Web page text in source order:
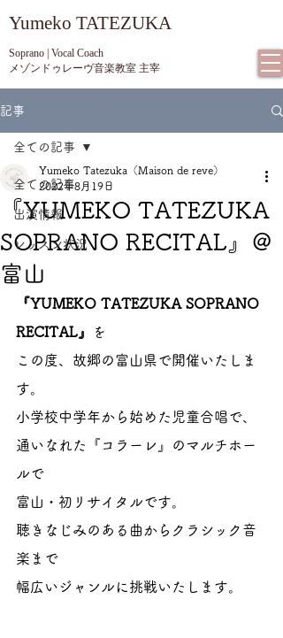
​Yumeko TATEZUKA
Soprano | Vocal Coach
メゾンドゥレーヴ音楽教室 主宰
記事
全ての記事
出演情報
レッスン状況
全ての記事
『YUMEKO TATEZUKA
SOPRANO RECITAL』＠
富山
Yumeko Tatezuka（Maison de reve）
2022年8月19日
『YUMEKO TATEZUKA SOPRANO
RECITAL』
を
この度、故郷の富山県で開催いたしま
す。
小学校中学年から始めた児童合唱で、
通いなれた『コラーレ』のマルチホー
ルで
富山・初リサイタルです。
聴きなじみのある曲からクラシック音
楽まで
幅広いジャンルに挑戦いたします。